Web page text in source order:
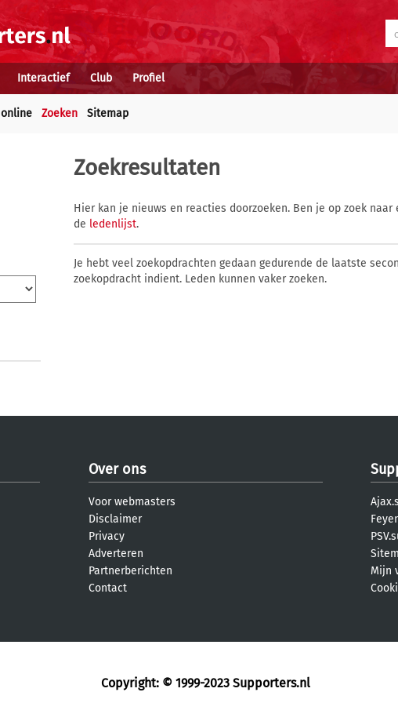
Interactief Club Profiel
Zoeken Sitemap
Zoekresultaten
Hier kan je nieuws en reacties doorzoeken. Ben je op zoek
de ledenlijst.
Je hebt veel zoekopdrachten gedaan gedurende de laatste
zoekopdracht indient. Leden kunnen vaker zoeken.
Over ons
Voor webmasters
Disclaimer
Privacy
Adverteren
Partnerberichten
Contact
Mijn
Copyright: © 1999-2023 Supporters.nl